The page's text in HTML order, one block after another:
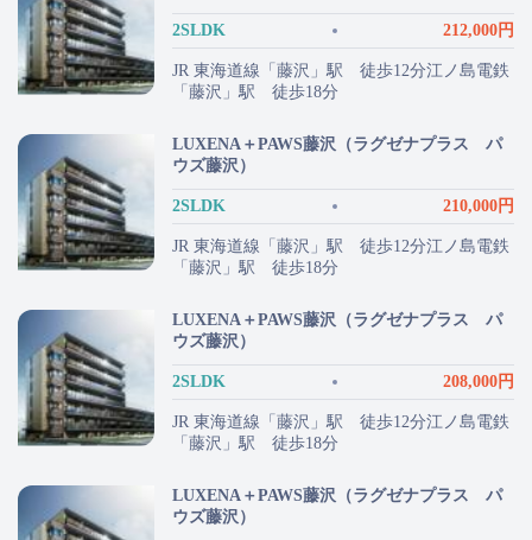
2SLDK 212,000円
JR 東海道線「藤沢」駅 徒歩12分江ノ島電鉄
「藤沢」駅 徒歩18分
LUXENA＋PAWS藤沢（ラグゼナプラス パ
ウズ藤沢）
2SLDK 210,000円
JR 東海道線「藤沢」駅 徒歩12分江ノ島電鉄
「藤沢」駅 徒歩18分
LUXENA＋PAWS藤沢（ラグゼナプラス パ
ウズ藤沢）
2SLDK 208,000円
JR 東海道線「藤沢」駅 徒歩12分江ノ島電鉄
「藤沢」駅 徒歩18分
LUXENA＋PAWS藤沢（ラグゼナプラス パ
ウズ藤沢）